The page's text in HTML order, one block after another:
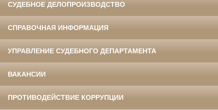
СУДЕБНОЕ ДЕЛОПРОИЗВОДСТВО
СПРАВОЧНАЯ ИНФОРМАЦИЯ
УПРАВЛЕНИЕ СУДЕБНОГО ДЕПАРТАМЕНТА
ВАКАНСИИ
ПРОТИВОДЕЙСТВИЕ КОРРУПЦИИ